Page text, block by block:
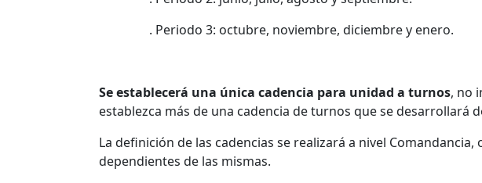
. Periodo 3: octubre, noviembre, diciembre y enero.
Se establecerá una única cadencia para unidad a turnos, no
establezca más de una cadencia de turnos que se desarrollará
La definición de las cadencias se realizará a nivel
dependientes de las mismas.